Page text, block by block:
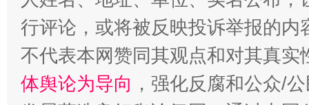
行评论，或将被反映投诉举报的
不代表本网赞同其观点和对其真实
体舆论为导向 ，强化反腐和公众/